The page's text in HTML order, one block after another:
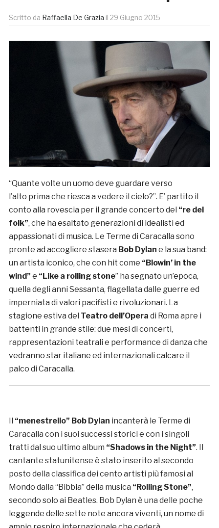
Scritto da Raffaella De Grazia il 29 Giugno 2015
“Quante volte un uomo deve guardare verso
l’alto prima che riesca a vedere il cielo?”. E’ partito il
conto alla rovescia per il grande concerto del “re del
folk”, che ha esaltato generazioni di idealisti ed
appassionati di musica. Le Terme di Caracalla sono
pronte ad accogliere stasera Bob Dylan e la sua band:
un artista iconico, che con hit come “Blowin’ in the
wind” e “Like a rolling stone” ha segnato un’epoca,
quella degli anni Sessanta, flagellata dalle guerre ed
imperniata di valori pacifisti e rivoluzionari. La
stagione estiva del Teatro dell’Opera di Roma apre i
battenti in grande stile: due mesi di concerti,
rappresentazioni teatrali e performance di danza che
vedranno star italiane ed internazionali calcare il
palco di Caracalla.
“menestrello” Bob Dylan incanterà le Terme di
Caracalla con i suoi successi storici e con i singoli
tratti dal suo ultimo album “Shadows in the Night”. Il
cantante statunitense è stato inserito al secondo
posto della classifica dei cento artisti più famosi al
Mondo dalla “Bibbia” della musica “Rolling Stone”,
secondo solo ai Beatles. Bob Dylan è una delle poche
leggende delle sette note ancora viventi, un nome di